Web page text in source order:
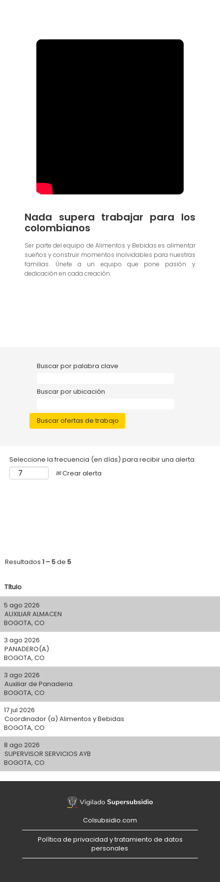
Nada supera trabajar para los
colombianos
Ser parte del equipo de Alimentos y Bebidas es alimentar
sueños y construir momentos inolvidables para nuestras
familias. Únete a un equipo que pone pasión y
dedicación en cada creación.
Buscar por palabra clave
Buscar por ubicación
Seleccione la frecuencia (en días) para recibir una alerta:
Crear alerta
Resultados 1 – 5de 5
Título
5 ago 2026
AUXILIAR ALMACEN
BOGOTA, CO
3 ago 2026
PANADERO(A)
BOGOTA, CO
3 ago 2026
Auxiliar de Panaderia
BOGOTA, CO
17 jul 2026
Coordinador (a) Alimentos y Bebidas
BOGOTA, CO
8 ago 2026
SUPERVISOR SERVICIOS AYB
BOGOTA, CO
Colsubsidio.com
Política de privacidad y tratamiento de datos
personales